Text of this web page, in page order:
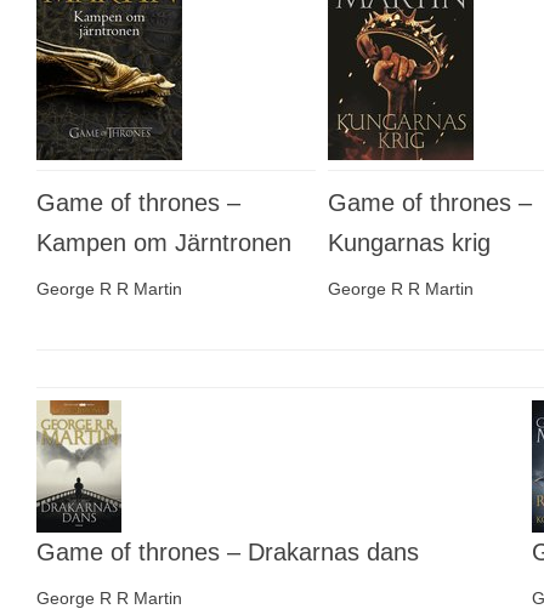
Game of thrones –
Kampen om Järntronen
George R R Martin
Game of thrones –
Kungarnas krig
George R R Martin
Game of thrones – Drakarnas dans
George R R Martin